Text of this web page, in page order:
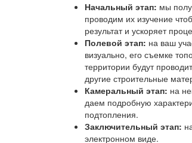
Начальный этап: мы
проводим их изучение
результат и ускоряет
Полевой этап: на ваш
визуально, его съемке
территории будут
другие строительные
Камеральный этап: на
даем подробную
подтопления.
Заключительный этап:
электронном виде.